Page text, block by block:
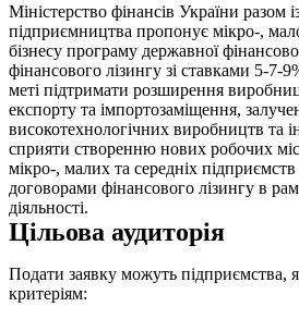
Міністерство фінансів України разом
підприємництва пропонує мікро-,
бізнесу програму державної
фінансового лізингу зі ставками 5-7-
меті підтримати розширення
експорту та імпортозаміщення,
високотехнологічних виробництв та
сприяти створенню нових робочих
мікро-, малих та середніх
договорами фінансового лізингу в
діяльності.
Цільова аудиторія
Подати заявку можуть підприємства,
критеріям: